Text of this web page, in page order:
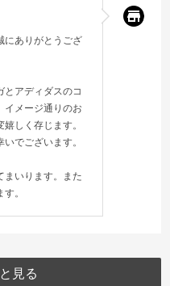
にありがとうござ
とアディダスのコ
イメージ通りのお
しく存じます。
でございます。
まいります。また
。
見る